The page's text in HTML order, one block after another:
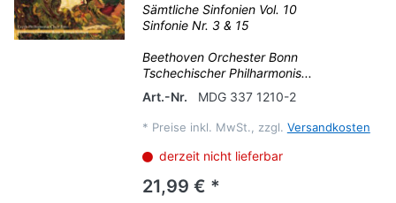
Sämtliche Sinfonien Vol. 10
Sinfonie Nr. 3 & 15
Beethoven Orchester Bonn
Tschechischer Philharmonis...
Art.-Nr.
MDG 337 1210-2
* Preise inkl. MwSt., zzgl. Versandkosten
derzeit nicht lieferbar
21,99 € *